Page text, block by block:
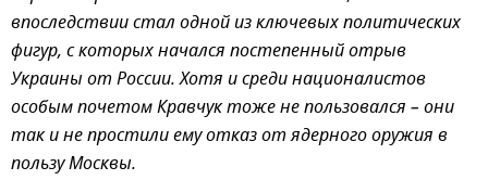
впоследствии стал одной из ключевых политических
фигур, с которых начался постепенный отрыв
Украины от России. Хотя и среди националистов
особым почетом Кравчук тоже не пользовался – они
так и не простили ему отказ от ядерного оружия в
пользу Москвы.